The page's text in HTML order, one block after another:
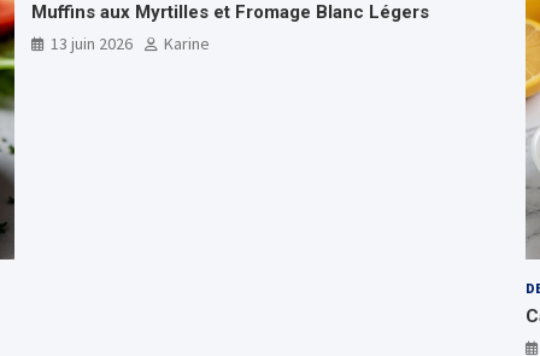
Muffins aux Myrtilles et Fromage Blanc Légers
13 juin 2026
Karine